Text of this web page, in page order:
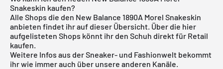
Snakeskin kaufen?
Alle Shops die den New Balance 1890A Morel Snakeskin
anbieten findet ihr auf dieser Übersicht. Über die hier
aufgelisteten Shops könnt ihr den Schuh direkt für Retail
kaufen.
Weitere Infos aus derSneaker- und Fashionwelt bekommt
ihr wie immer auch über unsere anderen Kanäle.